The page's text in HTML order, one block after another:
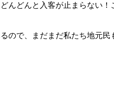
んどんと入客が止まらない
ので、まだまだ私たち地元